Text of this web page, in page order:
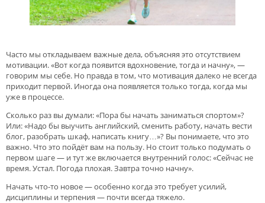
Часто мы откладываем важные дела, объясняя это отсутствием
мотивации. «Вот когда появится вдохновение, тогда и начну», —
говорим мы себе. Но правда в том, что мотивация далеко не всегда
приходит первой. Иногда она появляется только тогда, когда мы
уже в процессе.
Сколько раз вы думали: «Пора бы начать заниматься спортом»?
Или: «Надо бы выучить английский, сменить работу, начать вести
блог, разобрать шкаф, написать книгу…»? Вы понимаете, что это
важно. Что это пойдёт вам на пользу. Но стоит только подумать о
первом шаге — и тут же включается внутренний голос: «Сейчас не
время. Устал. Погода плохая. Завтра точно начну».
Начать что-то новое — особенно когда это требует усилий,
дисциплины и терпения — почти всегда тяжело.